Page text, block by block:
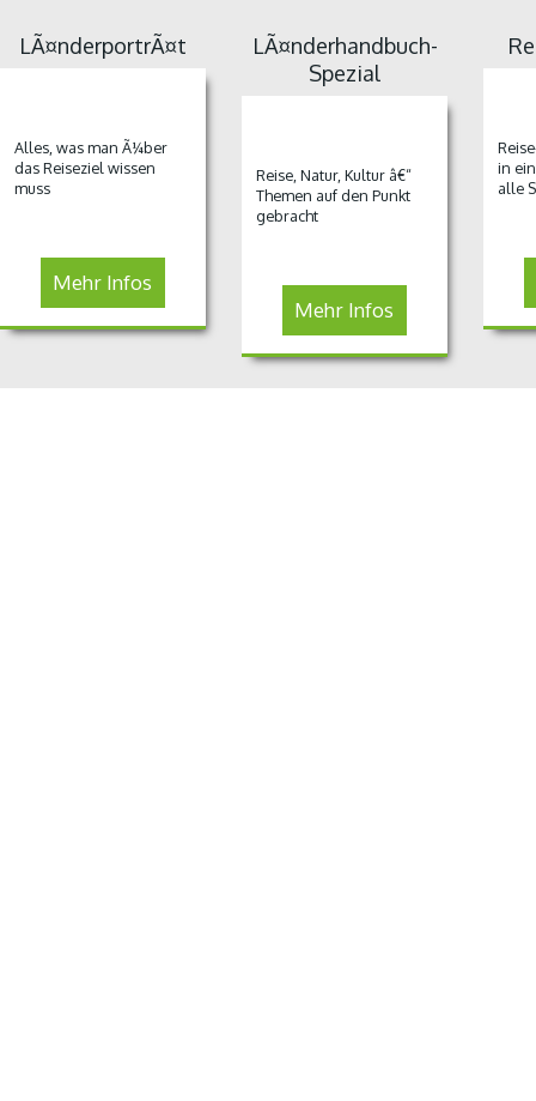
LÃ¤nderportrÃ¤t
Alles, was man Ã¼ber
das Reiseziel wissen
muss
Mehr Infos
LÃ¤nderhandbuch-
Spezial
Reise, Natur, Kultur â€“
Themen auf den Punkt
gebracht
Mehr Infos
in
alle